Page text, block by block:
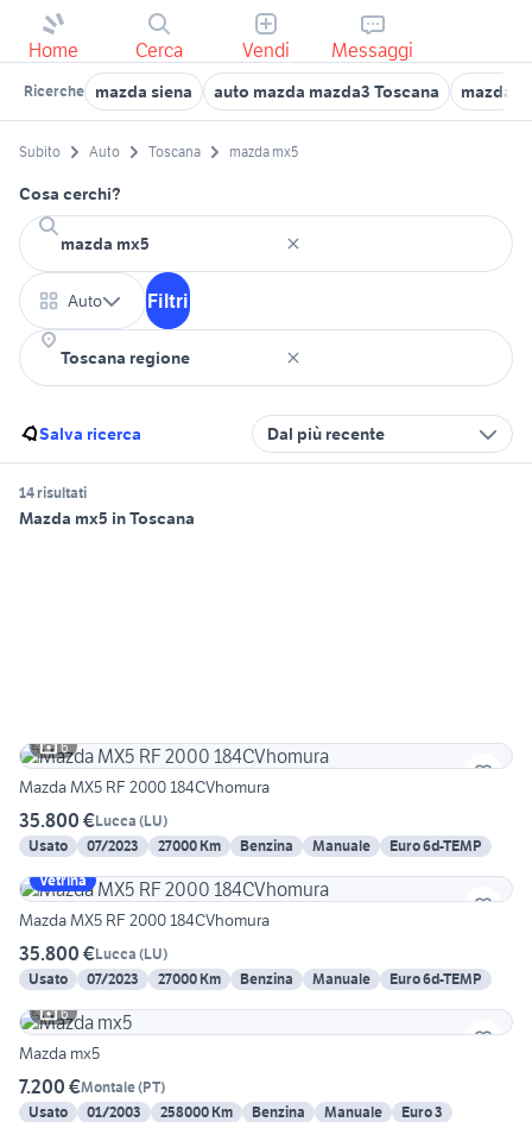
Home Cerca Vendi Messaggi
Ricerche mazda siena auto mazda mazda3 Toscana mazda 2
Subito Auto Toscana mazda mx5
Cosa cerchi?
Auto Filtri
Salva ricerca Dal più recente
14 risultati
Mazda mx5 in Toscana
6
Mazda MX5 RF 2000 184CVhomura
35.800 €Lucca (LU)
Usato
07/2023 27000 Km Benzina Manuale
Euro 6d-TEMP
Vetrina
Mazda MX5 RF 2000 184CVhomura
35.800 €Lucca (LU)
Usato
07/2023 27000 Km Benzina Manuale
Euro 6d-TEMP
6
Mazda mx5
7.200 €Montale(PT)
Usato
01/2003 258000 Km Benzina Manuale
Euro 3